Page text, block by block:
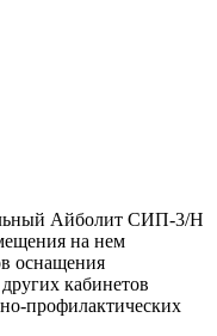
Айболит СИП-3/Н
на нем
оснащения
кабинетов
профилактических